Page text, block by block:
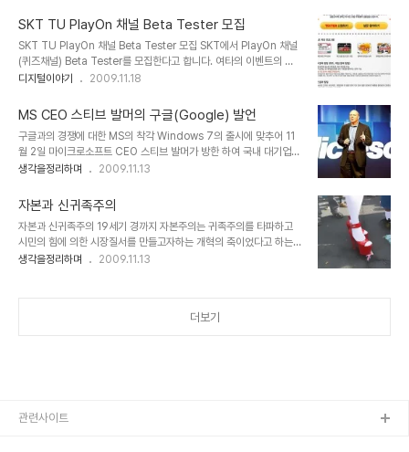
쩍 넘겼다는 것만으로도 아이폰에 대한 기대..
언어에 따라 그 사람의 언어도 정해집니다. -해외 이민이나 입양을 가
지 않는 한- 학자들의 주장에 의하면 언어는 생각의 바탕이 된다고 합
니다. 그러니까 사람들은 자신이 사용하는 언어를 통해 생각을 하게 된
다는 것을 의미하기도 합니다. 또한 사람은 그 지역 또는 집안의 종교
에 따라 대부분은 그 종교를 믿게 됩니다. 그 속엔 의심 따위가 자리 잡
니다. ▲ 사람은 각자 환경에 따라..
SKT TU PlayOn 채널 Beta Tester 모집
SKT TU PlayOn 채널 Beta Tester 모집 SKT에서 PlayOn 채널
(퀴즈채널) Beta Tester를 모집한다고 합니다. 여타의 이벤트의 경
우 특정한 몇 명에게 혜택을 주지만, 선발 인원이 200명이나 되고, 미
운 미션도 아닌 듯 하니 가볍게 참여하고 무료통화 30분을 가져 가는
것도 괜찮아 보입니다. 보통 캐쉬백이 1천원 당 1포인트니까... 이러한
캐쉬백으로 산정하면 무료통화 30분은 작은 게 아니라는 생각도 듭니
다. ^^ 물론 저의 생각입니다. SKT를 사용하고 계시고 위성DMB TU
를 사용하시는 분들은 참여해 보시는 것도 괜찮지 않나 생각합니다. 사
디지털이야기 2009.11.18
MS CEO 스티브 발머의 구글(Google) 발언
구글과의 경쟁에 대한 MS의 착각 Windows 7의 출시에 맞추어 11
월 2일 마이크로소프트 CEO 스티브 발머가 방한 하여 국내 대기업
CIO 및 임원진들을 초청, 오찬간담회를 갖었는데, 이자리에서 "구글
문에 "구글은 아직 우리의 경쟁자가 될 준비가 안되어있다."라는 답을
하였다고 합니다. ▲ Microsoft CEO Steven Anthony Ballmer
그리고 덧붙여 "마이크로소프트는 범용성이 높은 제품을 대량으로, 저
렴하게 공급한다는 원칙으로 소비자에게 보다 혁신적이고 개방적이
며, 기업이 지닌 IT자산과 폭넓은 호환이 이뤄질 수 있도록 한다."라고
생각을정리하며 2009.11.13
자본과 신귀족주의
자본과 신귀족주의 19세기 경까지 자본주의는 귀족주의를 타파하고
시민의 힘에 의한 시장질서를 만들고자하는 개혁의 축이었다고 하는
데... 자본은 또다른 힘의 부조리로 변질되고 있음을 우리의 현실은 보
생각을정리하며 2009.11.13
더보기
관련사이트